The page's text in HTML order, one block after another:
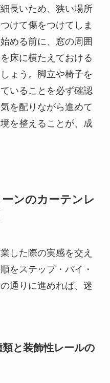
長いため、狭い場所
けて傷をつけてしま
める前に、窓の周囲
床に横たえておける
ょう。脚立や椅子を
いることを必ず確認
を配りながら進めて
を整えることが、成
ンのカーテンレ
した際の実感を交え
をステップ・バイ・
通りに進めれば、迷
と装飾性レールの